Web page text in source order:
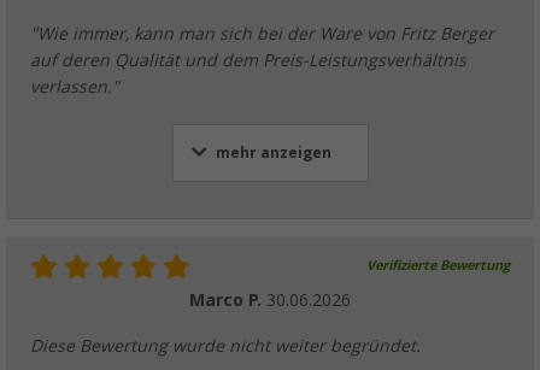
"Wie immer, kann man sich bei der Ware von Fritz Berger
auf deren Qualität und dem Preis-Leistungsverhältnis
verlassen."
mehr anzeigen
Verifizierte Bewertung
Marco P. 30.06.2026
Diese Bewertung wurde nicht weiter begründet.